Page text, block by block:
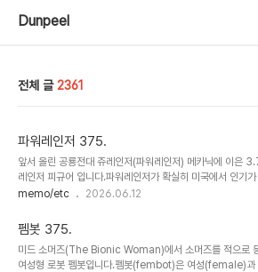
Dunpeel
전체 글 2361
파워레인저 375.
앞서 올린 공룡전대 쥬레인저(파워레인저) 메카닉에 이은
레인저 피규어 입니다.파워레인저가 확실히 미국에서 인기
지 악역까지 꾸준히(성실히) 발매해주네요.메카만 수집하고
대원을 구매했습니다.구매하여 놓고 보니... 구매하길 잘했다
를 칭찬^^촌스럽지만 강렬한 원색의 쫄쫄이 군단의 레트로한
너무 좋네요.
memo/etc 2026.06.12
펨봇 375.
미드 소머즈(The Bionic Woman)에서 소머즈를 적으로
여성형 로봇 펨봇입니다.펨봇(fembot)은 여성(female)과